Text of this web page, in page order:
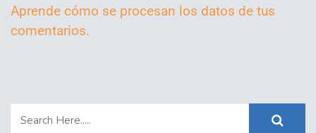
Aprende cómo se procesan los datos de tus
comentarios.